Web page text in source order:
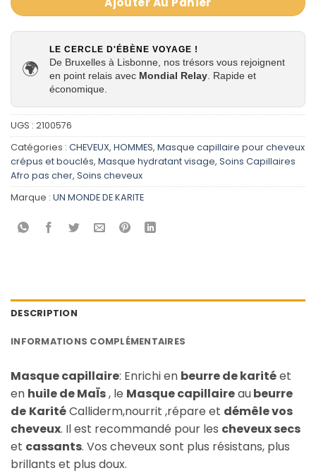
🌍
LE CERCLE D'ÉBÈNE VOYAGE !
De Bruxelles à Lisbonne, nos trésors vous rejoignent
en point relais avec Mondial Relay . Rapide et
économique.
UGS : 2100576
Catégories : CHEVEUX, HOMMES, Masque capillaire pour cheveux
crépus et bouclés, Masque hydratant visage, Soins Capillaires
Afro pas cher, Soins cheveux
Marque : UN MONDE DE KARITE
DESCRIPTION
INFORMATIONS COMPLÉMENTAIRES
Masque capillaire: Enrichi en beurre de karitéet
en huile de MaÏs, le Masque capillaireaubeurre
de KaritéCalliderm,nourrit ,répare et démêle vos
cheveux. Il est recommandé pour les cheveux secs
et cassants. Vos cheveux sont plus résistans, plus
brillants et plus doux.